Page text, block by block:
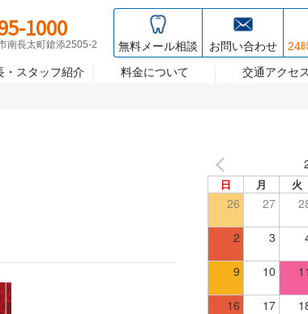
診療時間 月〜金/9:00~18:00 土/8:30~17:30 日祝/8:30~17:00 (最終受付
セラミック治療・ホワイトニング
1000
南長太町鎗添2505-2 無料メール相談 お問い合わせ 24
・スタッフ紹介 料金について 交通アクセス
日 月 火
26 27
2 3
9 10 11
16 17